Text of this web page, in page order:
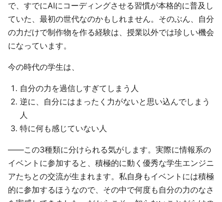
で、すでにAIにコーディングさせる習慣が本格的に普及し
ていた、最初の世代なのかもしれません。そのぶん、自分
の力だけで制作物を作る経験は、授業以外では珍しい機会
になっています。
今の時代の学生は、
自分の力を過信しすぎてしまう人
逆に、自分にはまったく力がないと思い込んでしまう
人
特に何も感じていない人
——この3種類に分けられる気がします。実際に情報系の
イベントに参加すると、積極的に動く優秀な学生エンジニ
アたちとの交流が生まれます。私自身もイベントには積極
的に参加するほうなので、その中で何度も自分の力のなさ